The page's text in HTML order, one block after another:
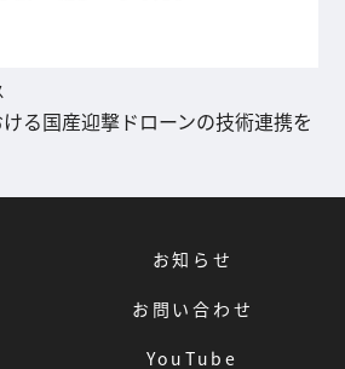
る国産迎撃ドローンの技術連携を
お知らせ
お問い合わせ
YouTube